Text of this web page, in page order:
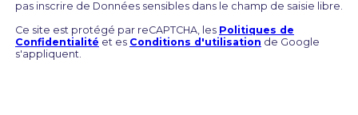
pas inscrire de Données sensibles dans le champ de saisie libre.
Ce site est protégé par reCAPTCHA, les Politiques de
Confidentialité et es Conditions d'utilisation de Google
s'appliquent.